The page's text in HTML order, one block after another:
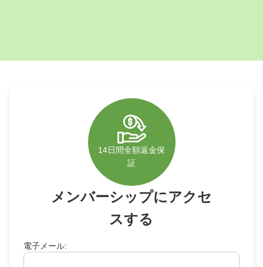
Hungary
Slovenčina
Slovakia
Bahasa indonesia
Indonesia
Čeština
Czech Republic
Lietuvių
14日間全額返金保
証
メンバーシップにアクセ
スする
電子メール: